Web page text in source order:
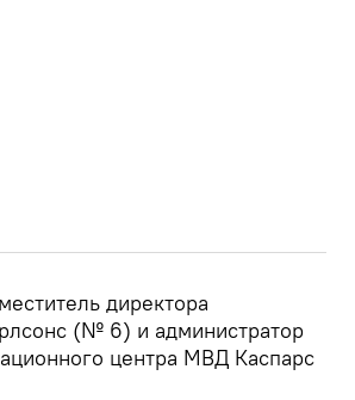
директора
(№ 6) и администратор
центра МВД Каспарс